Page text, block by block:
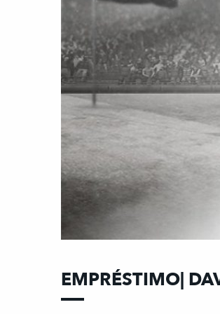
EMPRÉSTIMO|